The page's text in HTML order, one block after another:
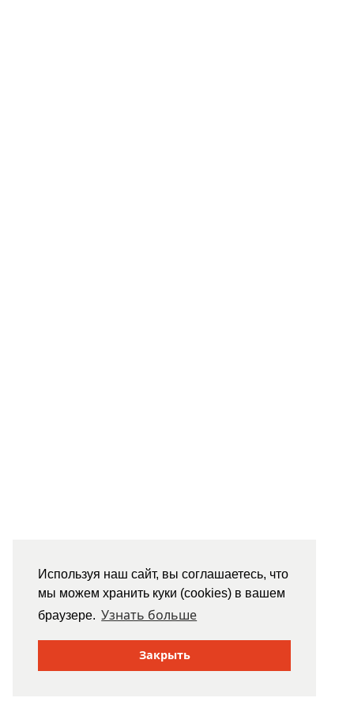
Используя наш сайт, вы соглашаетесь, что
мы можем хранить куки (cookies) в вашем
браузере. Узнать больше
Закрыть